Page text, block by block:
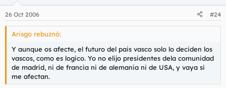
26 Oct 2006 #24
Arisgo rebuznó:
Y aunque os afecte, el futuro del pais vasco solo lo deciden los
vascos, como es logico. Yo no elijo presidentes dela comunidad
de madrid, ni de francia ni de alemania ni de USA, y vaya si
me afectan.